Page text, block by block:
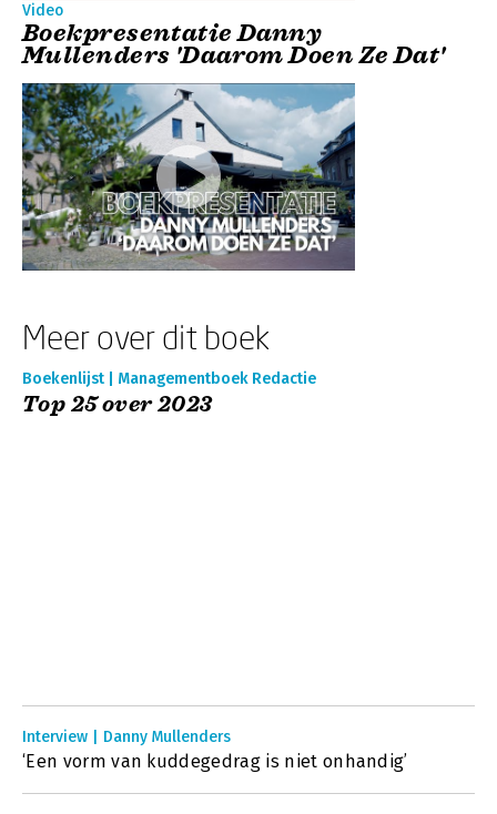
Video
Boekpresentatie Danny
Mullenders 'Daarom Doen Ze Dat'
Meer over dit boek
Boekenlijst | Managementboek Redactie
Top 25 over 2023
Interview | Danny Mullenders
‘Een vorm van kuddegedrag is niet onhandig’